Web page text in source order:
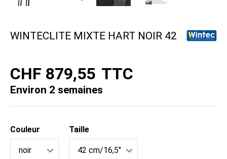
WINTECLITE MIXTE HART NOIR 42
CHF 879,55 TTC
Environ 2 semaines
Couleur Taille